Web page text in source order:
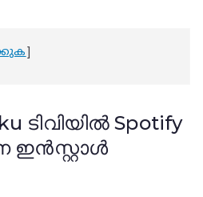
ടിവിയിൽ Spotify